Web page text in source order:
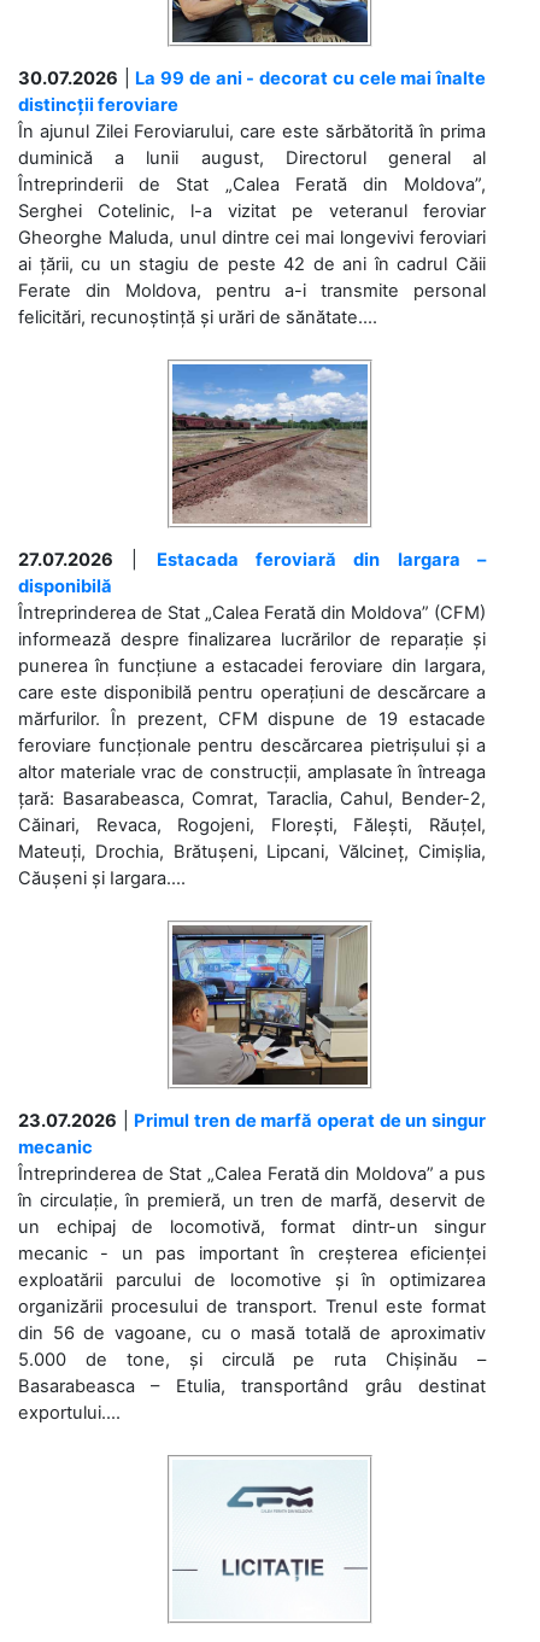
30.07.2026
La 99 de ani - decorat cu cele mai înalte
distincții feroviare
În ajunul Zilei Feroviarului, care este sărbătorită în prima
duminică a lunii august, Directorul general al
Întreprinderii de Stat „Calea Ferată din Moldova”,
Serghei Cotelinic, l-a vizitat pe veteranul feroviar
Gheorghe Maluda, unul dintre cei mai longevivi feroviari
ai țării, cu un stagiu de peste 42 de ani în cadrul Căii
Ferate din Moldova, pentru a-i transmite personal
felicitări, recunoștință și urări de sănătate....
27.07.2026
Estacada feroviară din Iargara –
disponibilă
Întreprinderea de Stat „Calea Ferată din Moldova” (CFM)
informează despre finalizarea lucrărilor de reparație și
punerea în funcțiune a estacadei feroviare din Iargara,
care este disponibilă pentru operațiuni de descărcare a
mărfurilor. În prezent, CFM dispune de 19 estacade
feroviare funcționale pentru descărcarea pietrișului și a
altor materiale vrac de construcții, amplasate în întreaga
țară: Basarabeasca, Comrat, Taraclia, Cahul, Bender-2,
Căinari, Revaca, Rogojeni, Florești, Fălești, Răuțel,
Mateuți, Drochia, Brătușeni, Lipcani, Vălcineț, Cimișlia,
Căușeni și Iargara....
23.07.2026
Primul tren de marfă operat de un singur
mecanic
Întreprinderea de Stat „Calea Ferată din Moldova” a pus
în circulație, în premieră, un tren de marfă, deservit de
un echipaj de locomotivă, format dintr-un singur
mecanic - un pas important în creșterea eficienței
exploatării parcului de locomotive și în optimizarea
organizării procesului de transport. Trenul este format
din 56 de vagoane, cu o masă totală de aproximativ
5.000 de tone, și circulă pe ruta Chișinău –
Basarabeasca – Etulia, transportând grâu destinat
exportului....